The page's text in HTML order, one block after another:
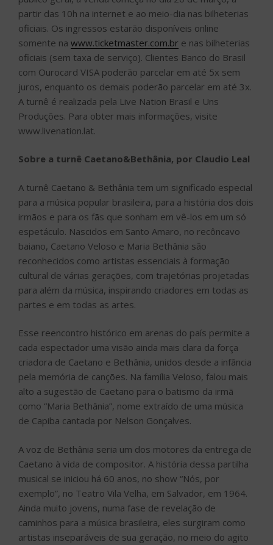
partir das 10h na internet e ao meio-dia nas bilheterias
oficiais. Os ingressos estarão disponíveis online
somente na www.ticketmaster.com.br e nas bilheterias
oficiais (sem taxa de serviço). Clientes Banco do Brasil
com Ourocard VISA poderão parcelar em até 5x sem
juros, enquanto os demais poderão parcelar em até 3x.
A turnê é realizada pela Live Nation Brasil e Uns
Produções. Para obter mais informações, visite
www.livenation.lat.
Sobre a turnê Caetano&Bethânia, por Claudio Leal
A turnê Caetano & Bethânia tem um significado especial
para a música popular brasileira, para a história dos dois
irmãos e para os fãs que sonham em vê-los em um só
espetáculo. Nascidos em Santo Amaro, no recôncavo
baiano, Caetano Veloso e Maria Bethânia são
reconhecidos como artistas essenciais à formação
cultural de várias gerações, com trajetórias projetadas
para além da música, inspirando criadores em todas as
partes e em todas as artes.
Esse reencontro histórico em arenas do país permite a
cada espectador uma visão ainda mais clara da força
criadora de Caetano e Bethânia, unidos desde a infância
pela memória de canções. Na família Veloso, falou mais
alto a sugestão de Caetano para o batismo da irmã
como “Maria Bethânia”, nome extraído de uma música
de Capiba cantada por Nelson Gonçalves.
A voz de Bethânia seria um dos motores da entrega de
Caetano à vida de compositor. A história dessa partilha
musical se iniciou há 60 anos, no show “Nós, por
exemplo”, no Teatro Vila Velha, em Salvador, em 1964.
Ainda muito jovens, numa fase de revelação de
caminhos para a música brasileira, eles surgiram como
artistas inseparáveis de sua geração, no meio do agito